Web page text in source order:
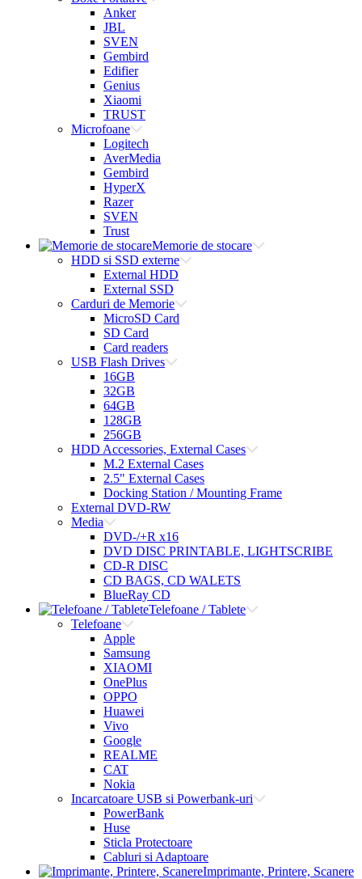
Anker
JBL
SVEN
Gembird
Edifier
Genius
Xiaomi
TRUST
Microfoane
Logitech
AverMedia
Gembird
HyperX
Razer
SVEN
Trust
Memorie de stocare
HDD si SSD externe
External HDD
External SSD
Carduri de Memorie
MicroSD Card
SD Card
Card readers
USB Flash Drives
16GB
32GB
64GB
128GB
256GB
HDD Accessories, External Cases
M.2 External Cases
2.5" External Cases
Docking Station / Mounting Frame
External DVD-RW
Media
DVD-/+R x16
DVD DISC PRINTABLE, LIGHTSCRIBE
CD-R DISC
CD BAGS, CD WALETS
BlueRay CD
Telefoane / Tablete
Telefoane
Apple
Samsung
XIAOMI
OnePlus
OPPO
Huawei
Vivo
Google
REALME
CAT
Nokia
Incarcatoare USB si Powerbank-uri
PowerBank
Huse
Sticla Protectoare
Cabluri si Adaptoare
Imprimante, Printere, Scanere